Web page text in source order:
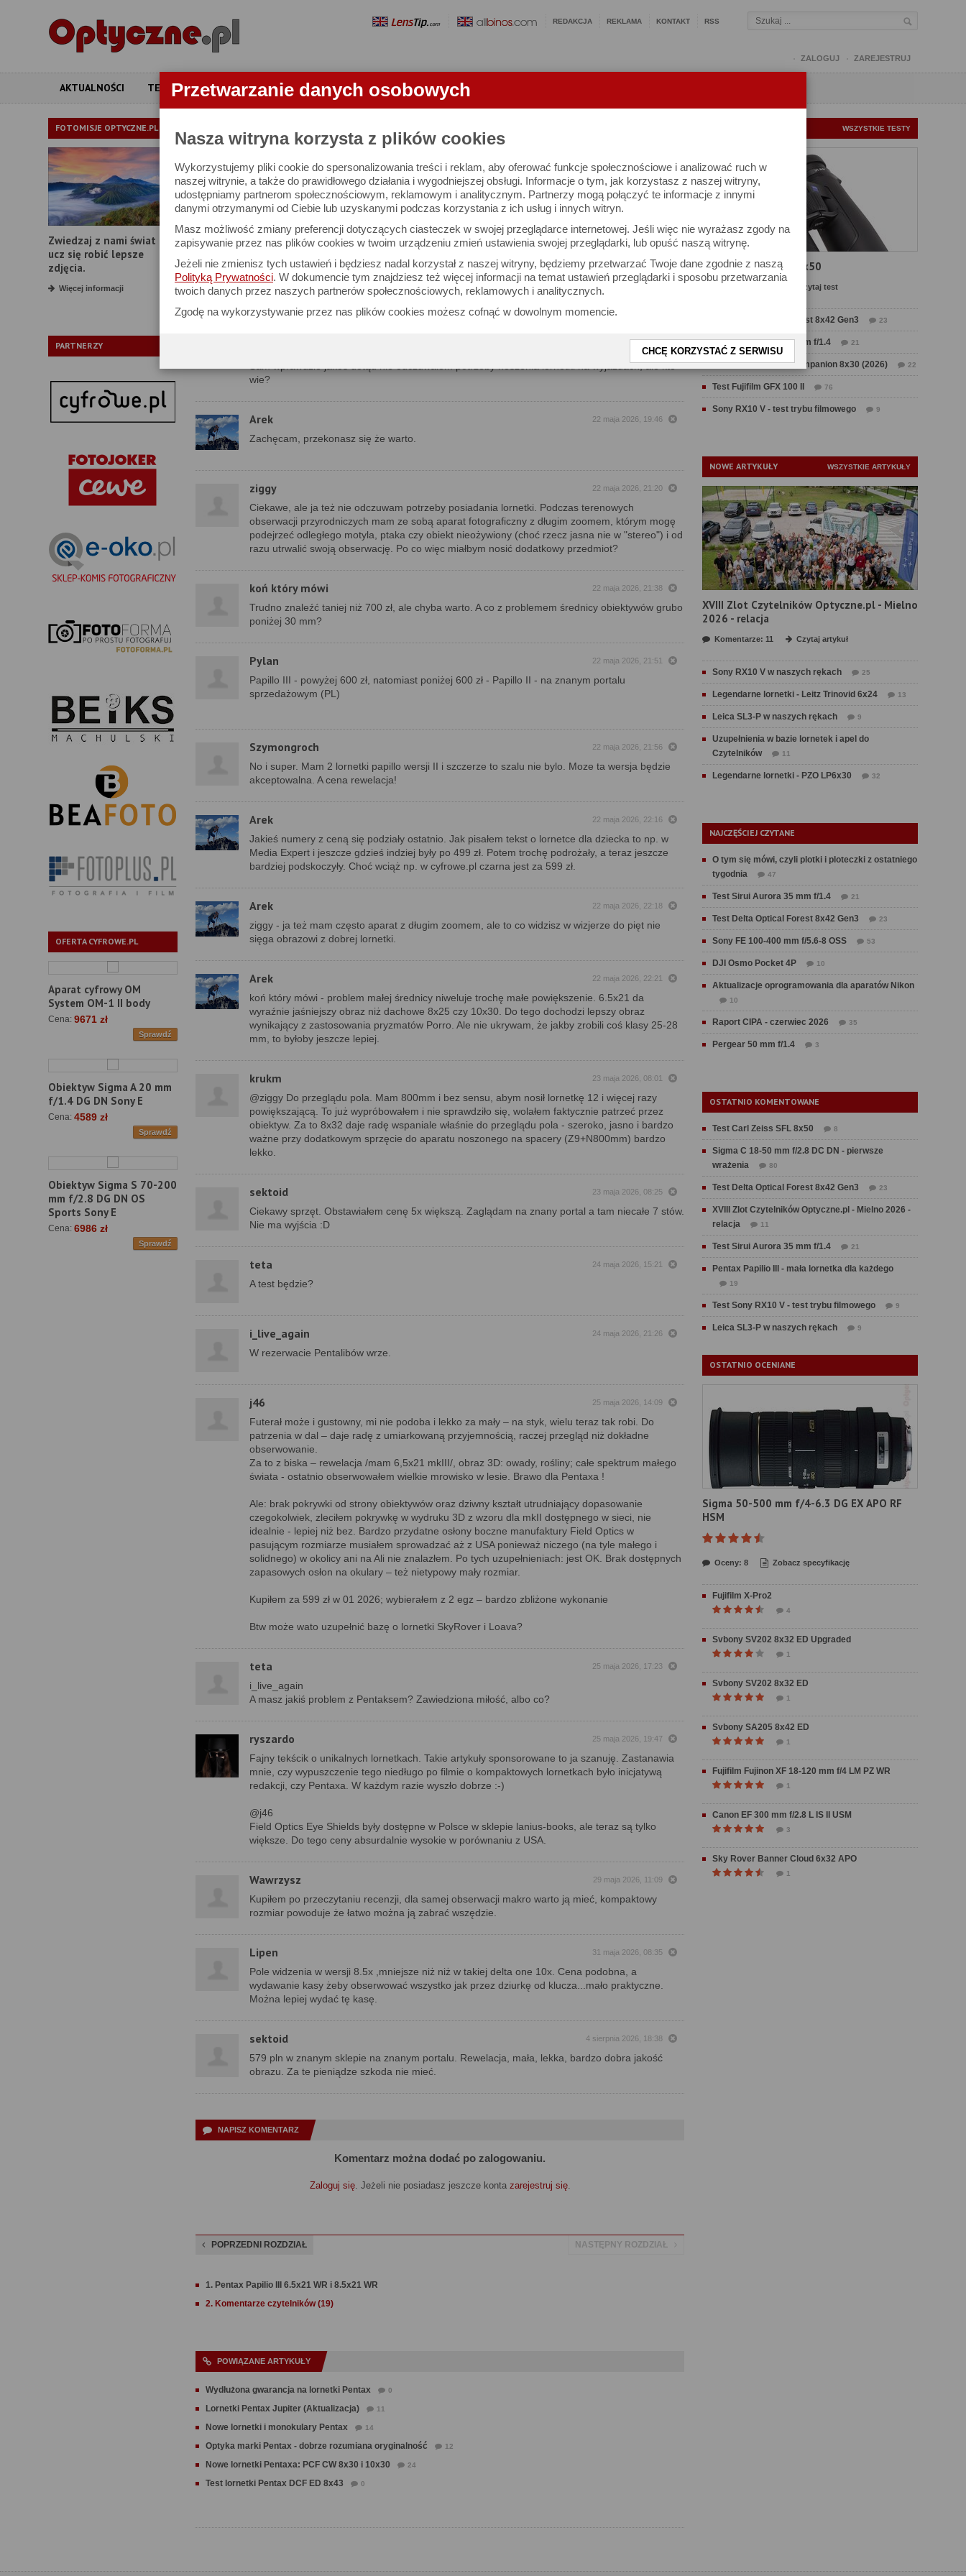
Przetwarzanie danych osobowych
Nasza witryna korzysta z plików cookies
Wykorzystujemy pliki cookie do spersonalizowania treści i reklam, aby oferować funkcje społecznościowe i analizować ruch w
naszej witrynie, a także do prawidłowego działania i wygodniejszej obsługi. Informacje o tym, jak korzystasz z naszej witryny,
udostępniamy partnerom społecznościowym, reklamowym i analitycznym. Partnerzy mogą połączyć te informacje z innymi
danymi otrzymanymi od Ciebie lub uzyskanymi podczas korzystania z ich usług i innych witryn.
Masz możliwość zmiany preferencji dotyczących ciasteczek w swojej przeglądarce internetowej. Jeśli więc nie wyrażasz zgody na
zapisywanie przez nas plików cookies w twoim urządzeniu zmień ustawienia swojej przeglądarki, lub opuść naszą witrynę.
Jeżeli nie zmienisz tych ustawień i będziesz nadal korzystał z naszej witryny, będziemy przetwarzać Twoje dane zgodnie z naszą
Polityką Prywatności. W dokumencie tym znajdziesz też więcej informacji na temat ustawień przeglądarki i sposobu przetwarzania
twoich danych przez naszych partnerów społecznościowych, reklamowych i analitycznych.
Zgodę na wykorzystywanie przez nas plików cookies możesz cofnąć w dowolnym momencie.
CHCĘ KORZYSTAĆ Z SERWISU
REDAKCJA REKLAMA KONTAKT RSS
ZALOGUJ ZAREJESTRUJ
AKTUALNOŚCI TESTY ARTYKUŁY APARATY OBIEKTYWY LORNETKI
FOTOMISJE OPTYCZNE.PL
Zwiedzaj z nami świat i
ucz się robić lepsze
zdjęcia.
Więcej informacji
PARTNERZY
OFERTA CYFROWE.PL
Aparat cyfrowy OM
System OM-1 II body
Cena: 9671 zł
Sprawdź
Obiektyw Sigma A 20 mm
f/1.4 DG DN Sony E
Cena: 4589 zł
Sprawdź
Obiektyw Sigma S 70-200
mm f/2.8 DG DN OS
Sports Sony E
Cena: 6986 zł
Sprawdź
ARTYKUŁY
Pentax Papilio III - mała lornetka dla każdego
22 maja 2026
Podziel się
Komentarze: 19
KOMENTARZE CZYTELNIKÓW (19) NAPISZ KOMENTARZ
Pylan
Tym bardziej jest to pozytywne odczucie, że Pentax oferuje dobre produkty w rozsądnych
Sam wprawdzie jakoś dotąd nie odczuwałem potrzeby noszenia lornetki na wyjazdach, ale kto
wie?
Arek 22 maja 2026, 19:46
Zachęcam, przekonasz się że warto.
ziggy 22 maja 2026, 21:20
Ciekawe, ale ja też nie odczuwam potrzeby posiadania lornetki. Podczas terenowych
obserwacji przyrodniczych mam ze sobą aparat fotograficzny z długim zoomem, którym mogę
podejrzeć odległego motyla, ptaka czy obiekt nieożywiony (choć rzecz jasna nie w "stereo") i od
razu utrwalić swoją obserwację. Po co więc miałbym nosić dodatkowy przedmiot?
koń który mówi 22 maja 2026, 21:38
Trudno znaleźć taniej niż 700 zł, ale chyba warto. A co z problemem średnicy obiektywów grubo
poniżej 30 mm?
Pylan 22 maja 2026, 21:51
Papillo III - powyżej 600 zł, natomiast poniżej 600 zł - Papillo II - na znanym portalu
sprzedażowym (PL)
Szymongroch 22 maja 2026, 21:56
No i super. Mam 2 lornetki papillo wersji II i szczerze to szalu nie bylo. Moze ta wersja będzie
akceptowalna. A cena rewelacja!
Arek 22 maja 2026, 22:16
Jakieś numery z ceną się podziały ostatnio. Jak pisałem tekst o lornetce dla dziecka to np. w
Media Expert i jeszcze gdzieś indziej były po 499 zł. Potem trochę podrożały, a teraz jeszcze
bardziej podskoczyły. Choć wciąż np. w cyfrowe.pl czarna jest za 599 zł.
Arek 22 maja 2026, 22:18
ziggy - ja też mam często aparat z długim zoomem, ale to co widzisz w wizjerze do pięt nie
sięga obrazowi z dobrej lornetki.
Arek 22 maja 2026, 22:21
koń który mówi - problem małej średnicy niweluje trochę małe powiększenie. 6.5x21 da
wyraźnie jaśniejszy obraz niż dachowe 8x25 czy 10x30. Do tego dochodzi lepszy obraz
wynikający z zastosowania pryzmatów Porro. Ale nie ukrywam, że jakby zrobili coś klasy 25-28
mm, to byłoby jeszcze lepiej.
krukm 23 maja 2026, 08:01
@ziggy Do przeglądu pola. Mam 800mm i bez sensu, abym nosił lornetkę 12 i więcej razy
powiększającą. To już wypróbowałem i nie sprawdziło się, wolałem faktycznie patrzeć przez
obiektyw. Za to 8x32 daje radę wspaniale właśnie do przeglądu pola - szeroko, jasno i bardzo
ważne przy dodatkowym sprzęcie do aparatu noszonego na spacery (Z9+N800mm) bardzo
lekko.
sektoid 23 maja 2026, 08:25
Ciekawy sprzęt. Obstawiałem cenę 5x większą. Zaglądam na znany portal a tam niecałe 7 stów.
Nie ma wyjścia :D
teta 24 maja 2026, 15:21
A test będzie?
i_live_again 24 maja 2026, 21:26
W rezerwacie Pentalibów wrze.
j46 25 maja 2026, 14:09
Futerał może i gustowny, mi nie podoba i lekko za mały – na styk, wielu teraz tak robi. Do
patrzenia w dal – daje radę z umiarkowaną przyjemnością, raczej przegląd niż dokładne
obserwowanie.
Za to z biska – rewelacja /mam 6,5x21 mkIII/, obraz 3D: owady, rośliny; całe spektrum małego
świata - ostatnio obserwowałem wielkie mrowisko w lesie. Brawo dla Pentaxa !
Ale: brak pokrywki od strony obiektywów oraz dziwny kształt utrudniający dopasowanie
czegokolwiek, zleciłem pokrywkę w wydruku 3D z wzoru dla mkII dostępnego w sieci, nie
idealnie - lepiej niż bez. Bardzo przydatne osłony boczne manufaktury Field Optics w
pasującym rozmiarze musiałem sprowadzać aż z USA ponieważ niczego (na tyle małego i
solidnego) w okolicy ani na Ali nie znalazłem. Po tych uzupełnieniach: jest OK. Brak dostępnych
zapasowych osłon na okulary – też nietypowy mały rozmiar.
Kupiłem za 599 zł w 01 2026; wybierałem z 2 egz – bardzo zbliżone wykonanie
Btw może wato uzupełnić bazę o lornetki SkyRover i Loava?
teta 25 maja 2026, 17:23
i_live_again
A masz jakiś problem z Pentaksem? Zawiedziona miłość, albo co?
ryszardo 25 maja 2026, 19:47
Fajny tekścik o unikalnych lornetkach. Takie artykuły sponsorowane to ja szanuję. Zastanawia
mnie, czy wypuszczenie tego niedługo po filmie o kompaktowych lornetkach było inicjatywą
redakcji, czy Pentaxa. W każdym razie wyszło dobrze :-)
@j46
Field Optics Eye Shields były dostępne w Polsce w sklepie lanius-books, ale teraz są tylko
większe. Do tego ceny absurdalnie wysokie w porównaniu z USA.
Wawrzysz 29 maja 2026, 11:09
Kupiłem po przeczytaniu recenzji, dla samej obserwacji makro warto ją mieć, kompaktowy
rozmiar powoduje że łatwo można ją zabrać wszędzie.
Lipen 31 maja 2026, 08:35
Pole widzenia w wersji 8.5x ,mniejsze niż niż w takiej delta one 10x. Cena podobna, a
wydawanie kasy żeby obserwować wszystko jak przez dziurkę od klucza...mało praktyczne.
Można lepiej wydać tę kasę.
sektoid 4 sierpnia 2026, 18:38
579 pln w znanym sklepie na znanym portalu. Rewelacja, mała, lekka, bardzo dobra jakość
obrazu. Za te pieniądze szkoda nie mieć.
NAPISZ KOMENTARZ
Komentarz można dodać po zalogowaniu.
Zaloguj się. Jeżeli nie posiadasz jeszcze konta zarejestruj się.
POPRZEDNI ROZDZIAŁ NASTĘPNY ROZDZIAŁ
1. Pentax Papilio III 6.5x21 WR i 8.5x21 WR
2. Komentarze czytelników (19)
POWIĄZANE ARTYKUŁY
Wydłużona gwarancja na lornetki Pentax 0
Lornetki Pentax Jupiter (Aktualizacja) 11
Nowe lornetki i monokulary Pentax 14
Optyka marki Pentax - dobrze rozumiana oryginalność 12
Nowe lornetki Pentaxa: PCF CW 8x30 i 10x30 24
Test lornetki Pentax DCF ED 8x43 0
WSZYSTKIE TESTY
Test Carl Zeiss SFL 8x50
Czytaj test
Test Delta Optical Forest 8x42 Gen3 23
Test Sirui Aurora 35 mm f/1.4 21
Test Swarovski CL Companion 8x30 (2026) 22
Test Fujifilm GFX 100 II 76
Sony RX10 V - test trybu filmowego 9
NOWE ARTYKUŁY WSZYSTKIE ARTYKUŁY
XVIII Zlot Czytelników Optyczne.pl - Mielno
2026 - relacja
Komentarze: 11 Czytaj artykuł
Sony RX10 V w naszych rękach 25
Legendarne lornetki - Leitz Trinovid 6x24 13
Leica SL3-P w naszych rękach 9
Uzupełnienia w bazie lornetek i apel do
Czytelników
11
Legendarne lornetki - PZO LP6x30 32
NAJCZĘŚCIEJ CZYTANE
O tym się mówi, czyli plotki i ploteczki z ostatniego
tygodnia
47
Test Sirui Aurora 35 mm f/1.4 21
Test Delta Optical Forest 8x42 Gen3 23
Sony FE 100-400 mm f/5.6-8 OSS 53
DJI Osmo Pocket 4P 10
Aktualizacje oprogramowania dla aparatów Nikon
10
Raport CIPA - czerwiec 2026 35
Pergear 50 mm f/1.4 3
OSTATNIO KOMENTOWANE
Test Carl Zeiss SFL 8x50 8
Sigma C 18-50 mm f/2.8 DC DN - pierwsze
wrażenia
80
Test Delta Optical Forest 8x42 Gen3 23
XVIII Zlot Czytelników Optyczne.pl - Mielno 2026 -
relacja
11
Test Sirui Aurora 35 mm f/1.4 21
Pentax Papilio III - mała lornetka dla każdego
19
Test Sony RX10 V - test trybu filmowego 9
Leica SL3-P w naszych rękach 9
OSTATNIO OCENIANE
Sigma 50-500 mm f/4-6.3 DG EX APO RF
HSM
Oceny: 8 Zobacz specyfikację
Fujifilm X-Pro2
4
Svbony SV202 8x32 ED Upgraded
1
Svbony SV202 8x32 ED
1
Svbony SA205 8x42 ED
1
Fujifilm Fujinon XF 18-120 mm f/4 LM PZ WR
1
Canon EF 300 mm f/2.8 L IS II USM
3
Sky Rover Banner Cloud 6x32 APO
1